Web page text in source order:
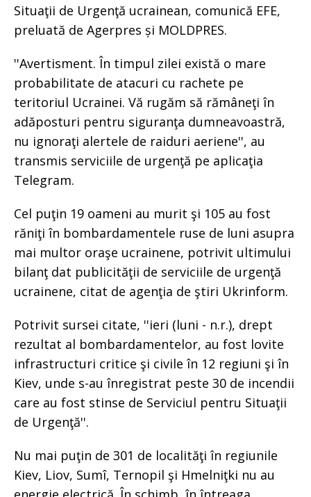
Situaţii de Urgenţă ucrainean, comunică EFE,
preluată de Agerpres și MOLDPRES.
''Avertisment. În timpul zilei există o mare
probabilitate de atacuri cu rachete pe
teritoriul Ucrainei. Vă rugăm să rămâneţi în
adăposturi pentru siguranţa dumneavoastră,
nu ignoraţi alertele de raiduri aeriene'', au
transmis serviciile de urgenţă pe aplicaţia
Telegram.
Cel puţin 19 oameni au murit şi 105 au fost
răniţi în bombardamentele ruse de luni asupra
mai multor oraşe ucrainene, potrivit ultimului
bilanţ dat publicităţii de serviciile de urgenţă
ucrainene, citat de agenţia de ştiri Ukrinform.
Potrivit sursei citate, ''ieri (luni - n.r.), drept
rezultat al bombardamentelor, au fost lovite
infrastructuri critice şi civile în 12 regiuni şi în
Kiev, unde s-au înregistrat peste 30 de incendii
care au fost stinse de Serviciul pentru Situaţii
de Urgenţă''.
Nu mai puţin de 301 de localităţi în regiunile
Kiev, Liov, Sumî, Ternopil şi Hmelniţki nu au